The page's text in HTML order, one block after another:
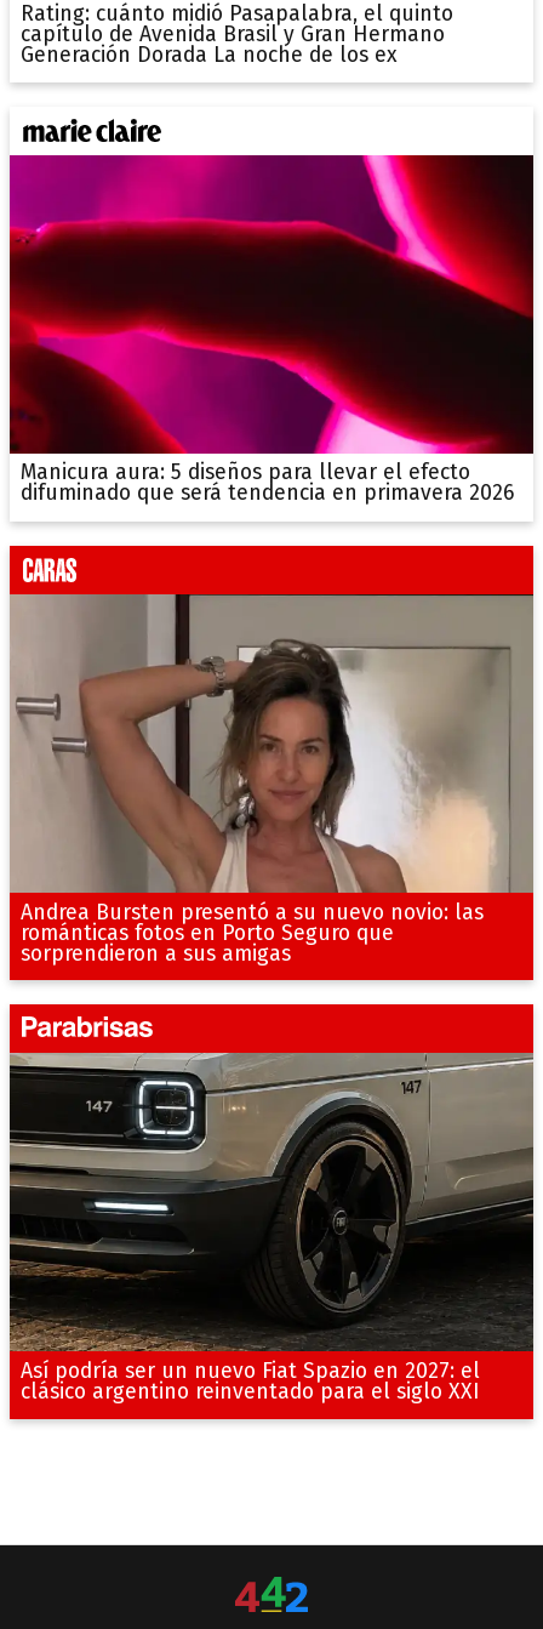
Rating: cuánto midió Pasapalabra, el quinto
capítulo de Avenida Brasil y Gran Hermano
Generación Dorada La noche de los ex
Manicura aura: 5 diseños para llevar el efecto
difuminado que será tendencia en primavera 2026
Andrea Bursten presentó a su nuevo novio: las
románticas fotos en Porto Seguro que
sorprendieron a sus amigas
Así podría ser un nuevo Fiat Spazio en 2027: el
clásico argentino reinventado para el siglo XXI